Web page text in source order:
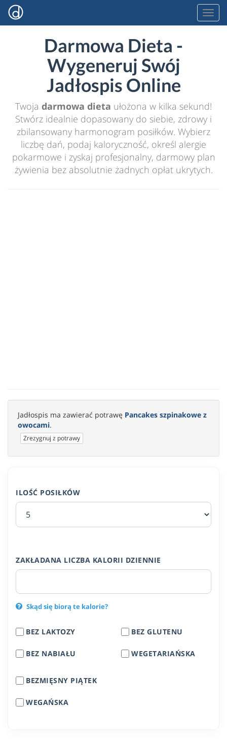
Darmowa Dieta -
Wygeneruj Swój
Jadłospis Online
Twoja darmowa dieta ułożona w kilka sekund!
Stwórz idealnie dopasowany do siebie, zdrowy i
zbilansowany harmonogram posiłków. Wybierz
liczbę dań, podaj kaloryczność, określ alergie
pokarmowe i zyskaj profesjonalny, darmowy plan
żywienia bez absolutnie żadnych opłat ukrytych.
Jadłospis ma zawierać potrawę Pancakes szpinakowe z
owocami.
Zrezygnuj z potrawy
ILOŚĆ POSIŁKÓW
ZAKŁADANA LICZBA KALORII DZIENNIE
Skąd się biorą te kalorie?
BEZ LAKTOZY
BEZ NABIAŁU
BEZ GLUTENU
WEGETARIAŃSKA
BEZMIĘSNY PIĄTEK
WEGAŃSKA